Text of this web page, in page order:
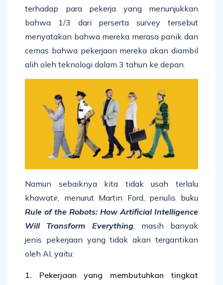
terhadap para pekerja yang menunjukkan
bahwa 1/3 dari perserta survey tersebut
menyatakan bahwa mereka merasa panik dan
cemas bahwa pekerjaan mereka akan diambil
alih oleh teknologi dalam 3 tahun ke depan.
Namun sebaiknya kita tidak usah terlalu
khawatir, menurut Martin Ford, penulis buku
Rule of the Robots: How Artificial Intelligence
Will Transform Everything, masih banyak
jenis pekerjaan yang tidak akan tergantikan
oleh AI, yaitu:
1. Pekerjaan yang membutuhkan tingkat